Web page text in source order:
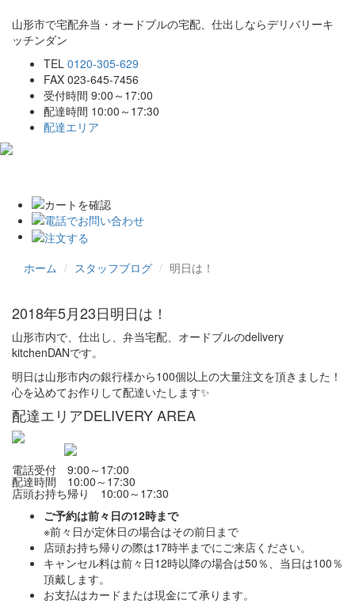
山形市で宅配弁当・オードブルの宅配、仕出しならデリバリーキ
ッチンダン
TEL 0120-305-629
FAX 023-645-7456
受付時間 9:00～17:00
配達時間 10:00～17:30
配達エリア
ホーム スタッフブログ 明日は！
2018年5月23日明日は！
山形市内で、仕出し、弁当宅配、オードブルのdelivery
kitchenDANです。
明日は山形市内の銀行様から100個以上の大量注文を頂きました！
心を込めてお作りして配達いたします✨
配達エリアDELIVERY AREA
電話受付 9:00～17:00
配達時間 10:00～17:30
店頭お持ち帰り 10:00～17:30
ご予約は前々日の12時まで
※前々日が定休日の場合はその前日まで
店頭お持ち帰りの際は17時半までにご来店ください。
キャンセル料は前々日12時以降の場合は50％、当日は100％
頂戴します。
お支払はカードまたは現金にて承ります。